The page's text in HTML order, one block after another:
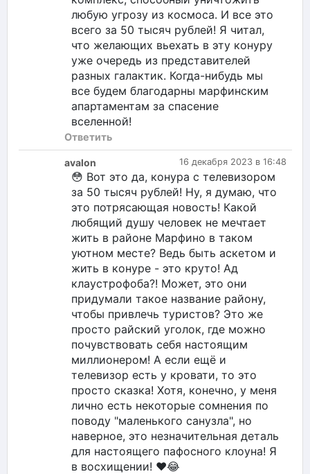
любую угрозу из космоса. И все это
всего за 50 тысяч рублей! Я читал,
что желающих вьехать в эту конуру
уже очередь из представителей
разных галактик. Когда-нибудь мы
все будем благодарны марфинским
апартаментам за спасение
вселенной!
Ответить
16 декабря 2023 в 16:48
avalon
😳 Вот это да, конура с телевизором
за 50 тысяч рублей! Ну, я думаю, что
это потрясающая новость! Какой
любящий душу человек не мечтает
жить в районе Марфино в таком
уютном месте? Ведь быть аскетом и
жить в конуре - это круто! Ад
клаустрофоба?! Может, это они
придумали такое название району,
чтобы привлечь туристов? Это же
просто райский уголок, где можно
почувствовать себя настоящим
миллионером! А если ещё и
телевизор есть у кровати, то это
просто сказка! Хотя, конечно, у меня
лично есть некоторые сомнения по
поводу "маленького санузла", но
наверное, это незначительная деталь
для настоящего пафосного клоуна! Я
в восхищении! ❤️😂